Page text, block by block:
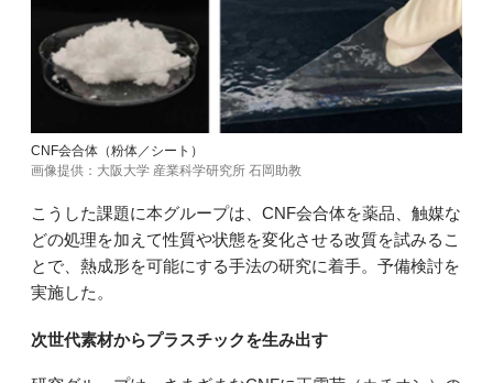
CNF会合体（粉体／シート）
画像提供：大阪大学 産業科学研究所 石岡助教
こうした課題に本グループは、CNF会合体を薬品、触媒な
どの処理を加えて性質や状態を変化させる改質を試みるこ
とで、熱成形を可能にする手法の研究に着手。予備検討を
実施した。
次世代素材からプラスチックを生み出す